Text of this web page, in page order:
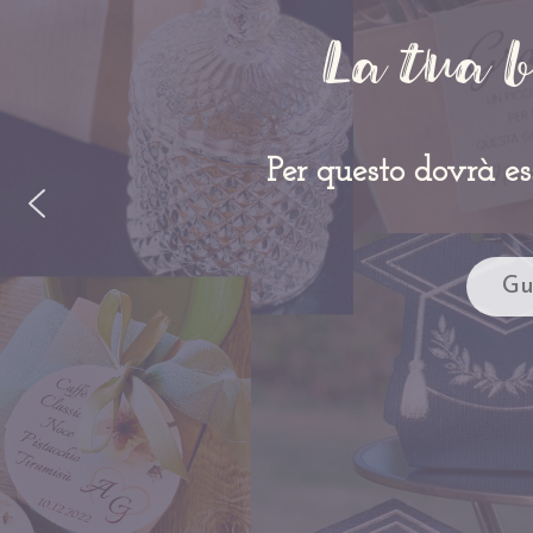
La tua
Per questo dovrà